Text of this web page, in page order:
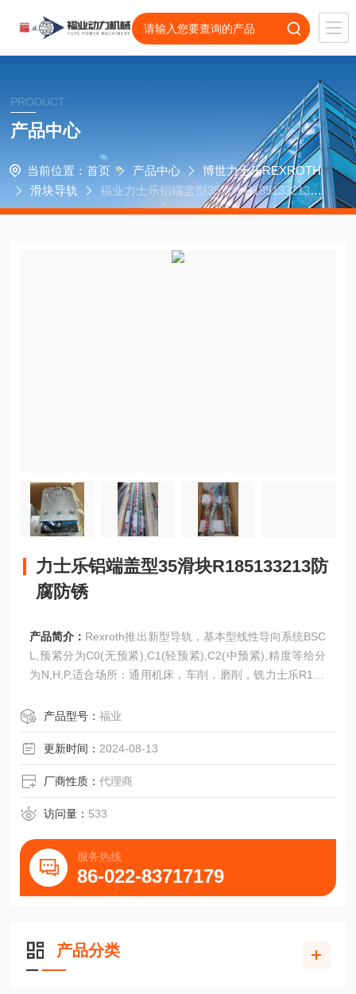
PRODUCT
产品中心
当前位置： 首页 产品中心
博世力士乐REXROTH
滑块导轨
福业力士乐铝端盖型35滑块R185133213防
腐防锈
力士乐铝端盖型35滑块R185133213防
腐防锈
产品简介： Rexroth推出新型导轨，基本型线性导向系统BSC
L,预紧分为C0(无预紧),C1(轻预紧),C2(中预紧),精度等给分
为N,H,P,适合场所：通用机床，车削，磨削，铣力士乐R165
升降应用力士乐铝端盖型35滑块R185133213防腐防锈
产品型号：福业
更新时间： 2024-08-13
厂商性质：代理商
访问量： 533
服务热线
86-022-83717179
产品分类